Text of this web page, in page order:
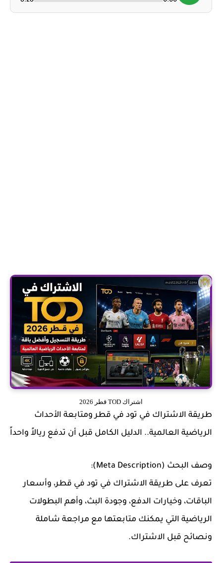
اشتراك TOD قطر 2026
طريقة الاشتراك في تود في قطر ومتابعة الأحداث
الرياضية العالمية.. الدليل الكامل قبل أن تدفع ريالاً واحداً
وصف البحث (Meta Description):
تعرف على طريقة الاشتراك في تود في قطر، وأسعار
الباقات، وخيارات الدفع، وجودة البث، وأهم البطولات
الرياضية التي يمكنك متابعتها مع مراجعة شاملة
ونصائح قبل الاشتراك.